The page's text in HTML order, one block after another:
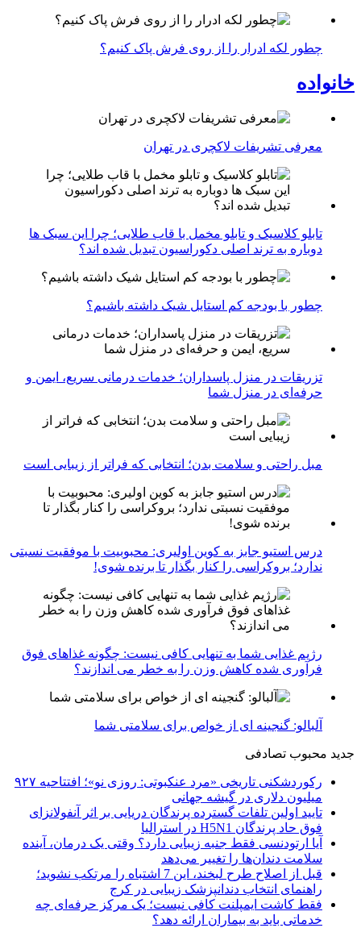
چطور لکه ادرار را از روی فرش پاک کنیم؟
خانواده
معرفی تشریفات لاکچری در تهران
تابلو کلاسیک و تابلو مخمل با قاب طلایی؛ چرا این سبک ها
دوباره به ترند اصلی دکوراسیون تبدیل شده اند؟
چطور با بودجه کم استایل شیک داشته باشیم؟
تزریقات در منزل پاسداران؛ خدمات درمانی سریع، ایمن و
حرفه‌ای در منزل شما
مبل راحتی و سلامت بدن؛ انتخابی که فراتر از زیبایی است
درس استیو جابز به کوین اولیری: محبوبیت با موفقیت نسبتی
ندارد؛ بروکراسی را کنار بگذار تا برنده شوی!
رژیم غذایی شما به تنهایی کافی نیست: چگونه غذاهای فوق
فرآوری شده کاهش وزن را به خطر می اندازند؟
آلبالو: گنجینه ای از خواص برای سلامتی شما
جدید محبوب تصادفی
رکوردشکنی تاریخی «مرد عنکبوتی: روزی نو»؛ افتتاحیه ۹۲۷
میلیون دلاری در گیشه جهانی
تایید اولین تلفات گسترده پرندگان دریایی بر اثر آنفولانزای
فوق حاد پرندگان H5N1 در استرالیا
آیا ارتودنسی فقط جنبه زیبایی دارد؟ وقتی یک درمان، آینده
سلامت دندان‌ها را تغییر می‌دهد
قبل از اصلاح طرح لبخند، این 7 اشتباه را مرتکب نشوید؛
راهنمای انتخاب دندانپزشک زیبایی در کرج
فقط کاشت ایمپلنت کافی نیست؛ یک مرکز حرفه‌ای چه
خدماتی باید به بیماران ارائه دهد؟